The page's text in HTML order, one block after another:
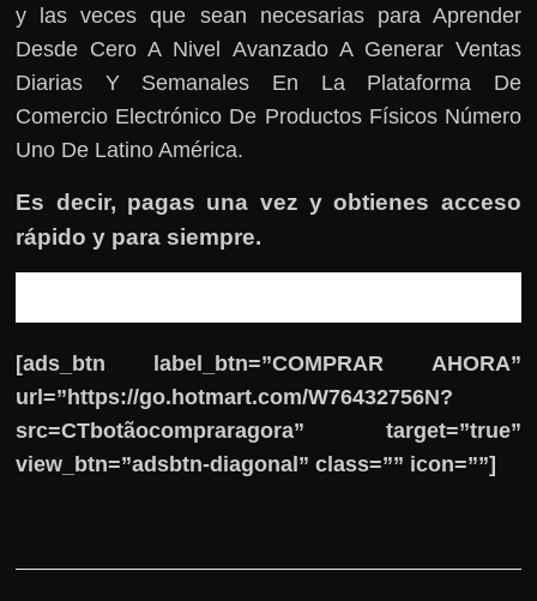
y las veces que sean necesarias para Aprender
Desde Cero A Nivel Avanzado A Generar Ventas
Diarias Y Semanales En La Plataforma De
Comercio Electrónico De Productos Físicos Número
Uno De Latino América.
Es decir, pagas una vez y obtienes acceso
rápido y para siempre.
[ads_btn label_btn=”COMPRAR AHORA”
url=”https://go.hotmart.com/W76432756N?
src=CTbotãocompraragora” target=”true”
view_btn=”adsbtn-diagonal” class=”” icon=””]